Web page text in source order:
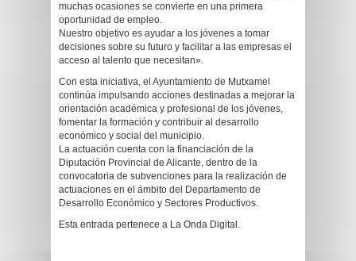
muchas ocasiones se convierte en una primera
oportunidad de empleo.
Nuestro objetivo es ayudar a los jóvenes a tomar
decisiones sobre su futuro y facilitar a las empresas el
acceso al talento que necesitan».
Con esta iniciativa, el Ayuntamiento de Mutxamel
continúa impulsando acciones destinadas a mejorar la
orientación académica y profesional de los jóvenes,
fomentar la formación y contribuir al desarrollo
económico y social del municipio.
La actuación cuenta con la financiación de la
Diputación Provincial de Alicante, dentro de la
convocatoria de subvenciones para la realización de
actuaciones en el ámbito del Departamento de
Desarrollo Económico y Sectores Productivos.
Esta entrada pertenece a La Onda Digital.